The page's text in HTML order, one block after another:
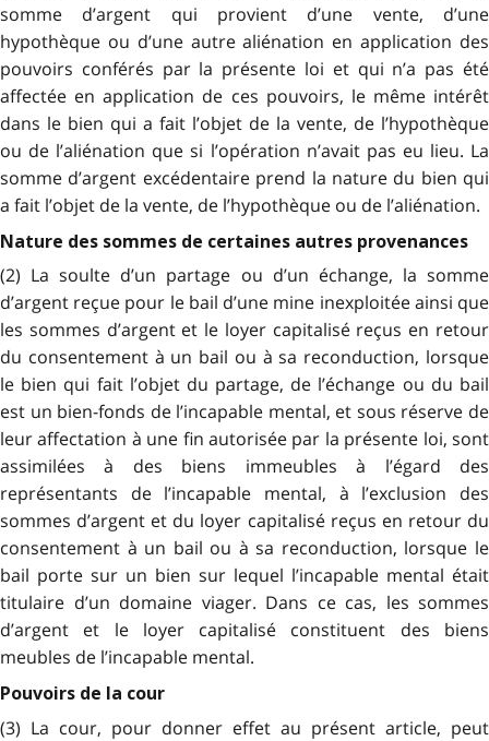
somme d’argent qui provient d’une vente, d’une
hypothèque ou d’une autre aliénation en application des
pouvoirs conférés par la présente loi et qui n’a pas été
affectée en application de ces pouvoirs, le même intérêt
dans le bien qui a fait l’objet de la vente, de l’hypothèque
ou de l’aliénation que si l’opération n’avait pas eu lieu. La
somme d’argent excédentaire prend la nature du bien qui
a fait l’objet de la vente, de l’hypothèque ou de l’aliénation.
Nature des sommes de certaines autres provenances
(2) La soulte d’un partage ou d’un échange, la somme
d’argent reçue pour le bail d’une mine inexploitée ainsi que
les sommes d’argent et le loyer capitalisé reçus en retour
du consentement à un bail ou à sa reconduction, lorsque
le bien qui fait l’objet du partage, de l’échange ou du bail
est un bien-fonds de l’incapable mental, et sous réserve de
leur affectation à une fin autorisée par la présente loi, sont
assimilées à des biens immeubles à l’égard des
représentants de l’incapable mental, à l’exclusion des
sommes d’argent et du loyer capitalisé reçus en retour du
consentement à un bail ou à sa reconduction, lorsque le
bail porte sur un bien sur lequel l’incapable mental était
titulaire d’un domaine viager. Dans ce cas, les sommes
d’argent et le loyer capitalisé constituent des biens
meubles de l’incapable mental.
Pouvoirs de la cour
(3) La cour, pour donner effet au présent article, peut